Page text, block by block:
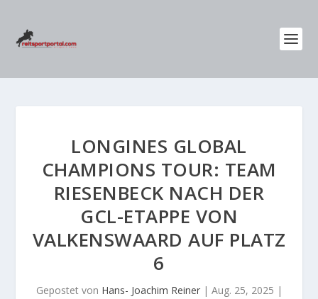
LONGINES GLOBAL
CHAMPIONS TOUR: TEAM
RIESENBECK NACH DER
GCL-ETAPPE VON
VALKENSWAARD AUF PLATZ
6
Gepostet von Hans- Joachim Reiner| Aug. 25, 2025 |